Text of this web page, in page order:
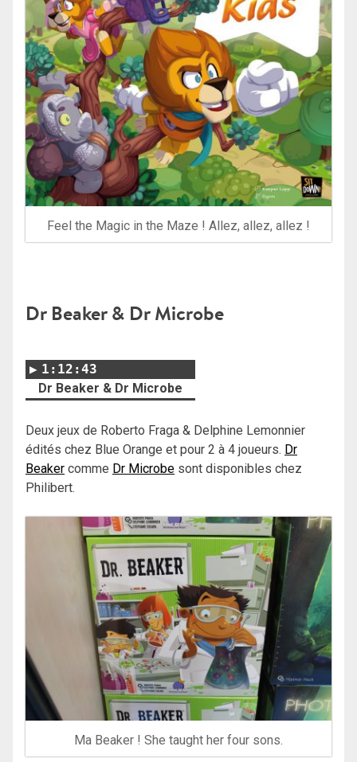
Feel the Magic in the Maze ! Allez, allez, allez !
Dr Beaker & Dr Microbe
1:12:43
Dr Beaker & Dr Microbe
Deux jeux de Roberto Fraga & Delphine Lemonnier
édités chez Blue Orange et pour 2 à 4 joueurs. Dr
Beaker comme Dr Microbe sont disponibles chez
Philibert.
Ma Beaker ! She taught her four sons.